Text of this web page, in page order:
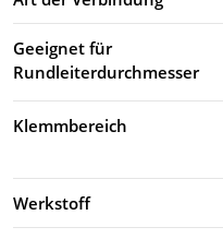
Geeignet für
Rundleiterdurchmesser
Klemmbereich
Werkstoff